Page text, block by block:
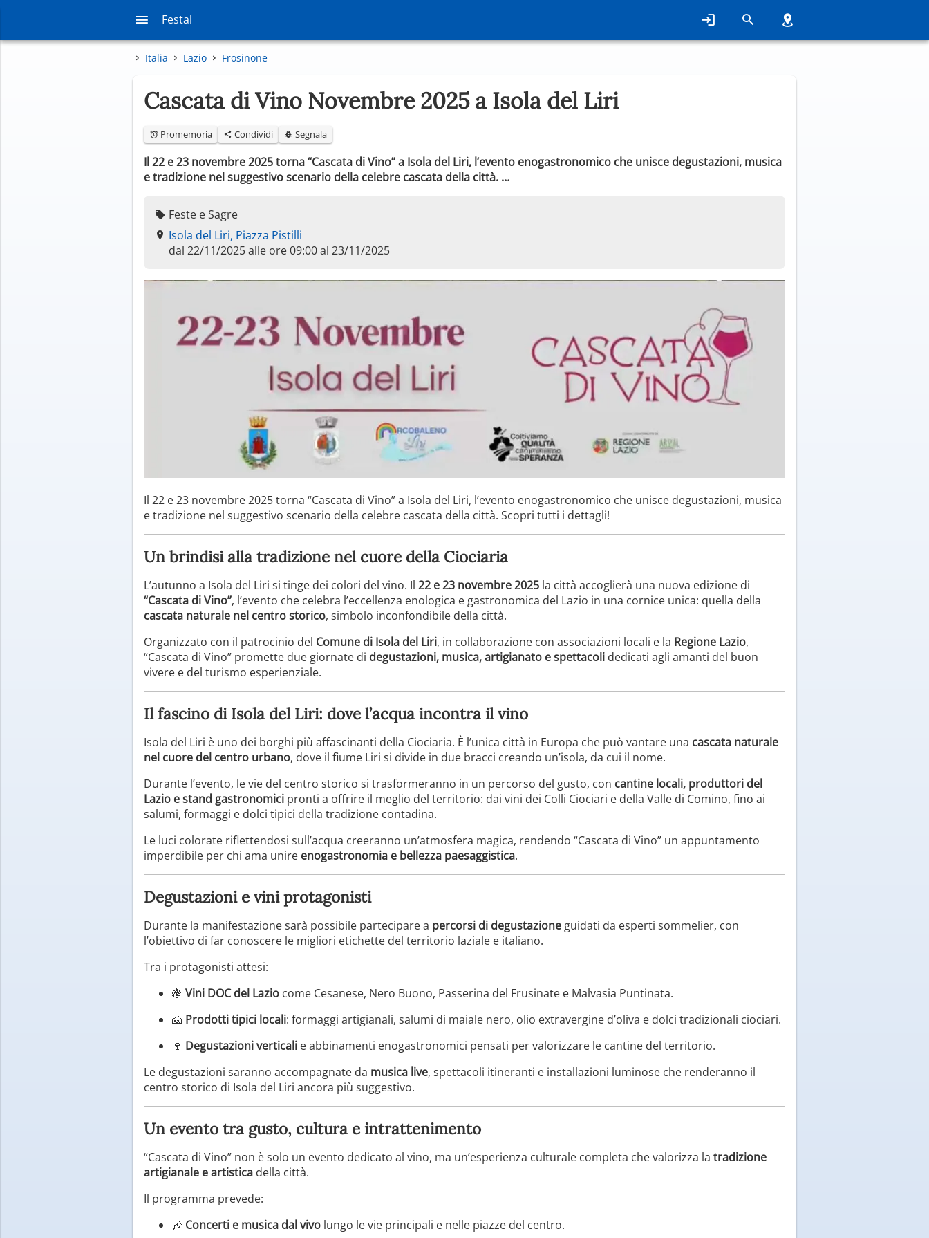
Festal
Italia Lazio Frosinone
Cascata di Vino Novembre 2025 a Isola del Liri
Promemoria Condividi Segnala
Il 22 e 23 novembre 2025 torna “Cascata di Vino” a Isola del Liri, l’evento enogastronomico che unisce degustazioni, musica
e tradizione nel suggestivo scenario della celebre cascata della città. …
Feste e Sagre
Isola del Liri, Piazza Pistilli
dal 22/11/2025 alle ore 09:00 al 23/11/2025
Il 22 e 23 novembre 2025 torna “Cascata di Vino” a Isola del Liri, l’evento enogastronomico che unisce degustazioni, musica
e tradizione nel suggestivo scenario della celebre cascata della città. Scopri tutti i dettagli!
Un brindisi alla tradizione nel cuore della Ciociaria
L’autunno a Isola del Liri si tinge dei colori del vino. Il 22 e 23 novembre 2025 la città accoglierà una nuova edizione di
“Cascata di Vino”, l’evento che celebra l’eccellenza enologica e gastronomica del Lazio in una cornice unica: quella della
cascata naturale nel centro storico, simbolo inconfondibile della città.
Organizzato con il patrocinio del Comune di Isola del Liri, in collaborazione con associazioni locali e la Regione Lazio,
“Cascata di Vino” promette due giornate di degustazioni, musica, artigianato e spettacoli dedicati agli amanti del buon
vivere e del turismo esperienziale.
Il fascino di Isola del Liri: dove l’acqua incontra il vino
Isola del Liri è uno dei borghi più affascinanti della Ciociaria. È l’unica città in Europa che può vantare una cascata naturale
nel cuore del centro urbano, dove il fiume Liri si divide in due bracci creando un’isola, da cui il nome.
Durante l’evento, le vie del centro storico si trasformeranno in un percorso del gusto, con cantine locali, produttori del
Lazio e stand gastronomici pronti a offrire il meglio del territorio: dai vini dei Colli Ciociari e della Valle di Comino, fino ai
salumi, formaggi e dolci tipici della tradizione contadina.
Le luci colorate riflettendosi sull’acqua creeranno un’atmosfera magica, rendendo “Cascata di Vino” un appuntamento
imperdibile per chi ama unire enogastronomia e bellezza paesaggistica.
Degustazioni e vini protagonisti
Durante la manifestazione sarà possibile partecipare a percorsi di degustazione guidati da esperti sommelier, con
l’obiettivo di far conoscere le migliori etichette del territorio laziale e italiano.
Tra i protagonisti attesi:
🍇 Vini DOC del Lazio come Cesanese, Nero Buono, Passerina del Frusinate e Malvasia Puntinata.
🧀 Prodotti tipici locali: formaggi artigianali, salumi di maiale nero, olio extravergine d’oliva e dolci tradizionali ciociari.
🍷 Degustazioni verticali e abbinamenti enogastronomici pensati per valorizzare le cantine del territorio.
Le degustazioni saranno accompagnate da musica live, spettacoli itineranti e installazioni luminose che renderanno il
centro storico di Isola del Liri ancora più suggestivo.
Un evento tra gusto, cultura e intrattenimento
“Cascata di Vino” non è solo un evento dedicato al vino, ma un’esperienza culturale completa che valorizza la tradizione
artigianale e artistica della città.
Il programma prevede:
🎶 Concerti e musica dal vivo lungo le vie principali e nelle piazze del centro.